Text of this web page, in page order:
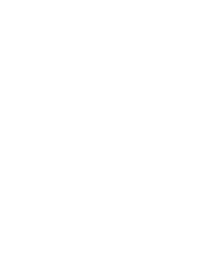
간 : 90분 (옵션에 따라 소요 시간이 다